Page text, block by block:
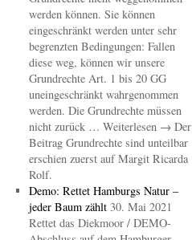
werden können. Sie können
eingeschränkt werden unter sehr
begrenzten Bedingungen: Fallen
diese weg, können wir unsere
Grundrechte Art. 1 bis 20 GG
uneingeschränkt wahrgenommen
werden. Die Grundrechte müssen
nicht zurück … Weiterlesen → Der
Beitrag Grundrechte sind unteilbar
erschien zuerst auf Margit Ricarda
Rolf.
Demo: Rettet Hamburgs Natur –
jeder Baum zählt 30. Mai 2021
Rettet das Diekmoor / DEMO-